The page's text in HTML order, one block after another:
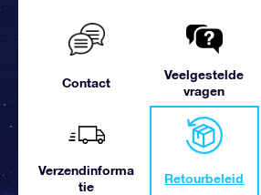
Contact
Veelgestelde
vragen
Verzendinforma
tie
Retourbeleid